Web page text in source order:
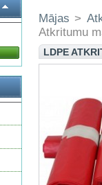
Mājas >
Atkritumu
LDPE